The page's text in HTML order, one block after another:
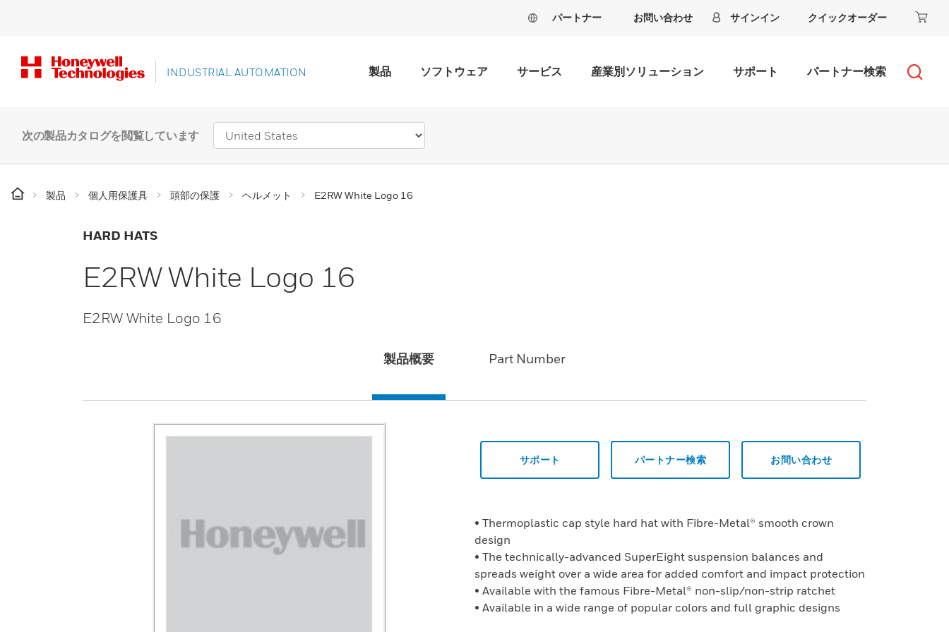
パートナー お問い合わせ サインイン クイックオーダー
INDUSTRIAL AUTOMATION 製品 ソフトウェア サービス 産業別ソリューション サポート パートナー検索
次の製品カタログを閲覧しています
製品 個人用保護具 頭部の保護 ヘルメット E2RW White Logo 16
HARD HATS
E2RW White Logo 16
E2RW White Logo 16
製品概要 Part Number
サポート パートナー検索 お問い合わせ
• Thermoplastic cap style hard hat with Fibre-Metal® smooth crown
design
• The technically-advanced SuperEight suspension balances and
spreads weight over a wide area for added comfort and impact protection
• Available with the famous Fibre-Metal® non-slip/non-strip ratchet
• Available in a wide range of popular colors and full graphic designs